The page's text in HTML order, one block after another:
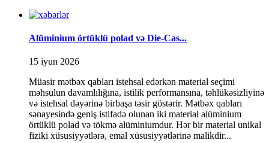
Alüminium örtüklü polad və Die-Cas...
15 iyun 2026
Müasir mətbəx qabları istehsal edərkən material seçimi
məhsulun davamlılığına, istilik performansına, təhlükəsizliyinə
və istehsal dəyərinə birbaşa təsir göstərir. Mətbəx qabları
sənayesində geniş istifadə olunan iki material alüminium
örtüklü polad və tökmə alüminiumdur. Hər bir material unikal
fiziki xüsusiyyətlərə, emal xüsusiyyətlərinə malikdir...